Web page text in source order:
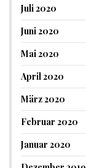
Juli 2020
Juni 2020
Mai 2020
April 2020
März 2020
Februar 2020
Januar 2020